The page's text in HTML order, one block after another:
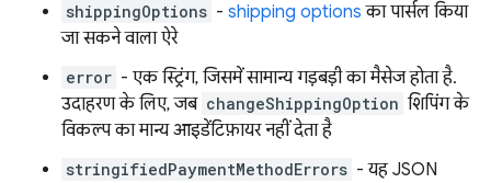
shippingOptions - shipping options का पार्सल किया
जा सकने वाला ऐरे
error - एक स्ट्रिंग, जिसमें सामान्य गड़बड़ी का मैसेज होता है.
उदाहरण के लिए, जब changeShippingOption शिपिंग के
विकल्प का मान्य आइडेंटिफ़ायर नहीं देता है
stringifiedPaymentMethodErrors - यह JSON